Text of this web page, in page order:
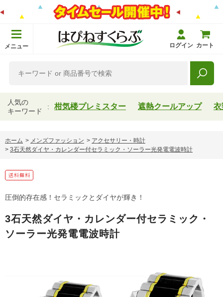
メニュー ログイン カート
人気の
キーワード
柑気楼プレミスター 遮熱クールアップ 衣
ホーム > メンズファッション > アクセサリー・時計
> 3石天然ダイヤ・カレンダー付セラミック・ソーラー光発電電波時計
圧倒的存在感！セラミックとダイヤが輝き！
3石天然ダイヤ・カレンダー付セラミック・
ソーラー光発電電波時計